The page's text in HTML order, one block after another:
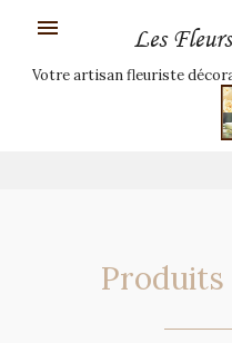
 Les
Votre artisan fleuriste
Produits